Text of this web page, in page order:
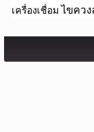
เครื่องเชื่อม ไขควง